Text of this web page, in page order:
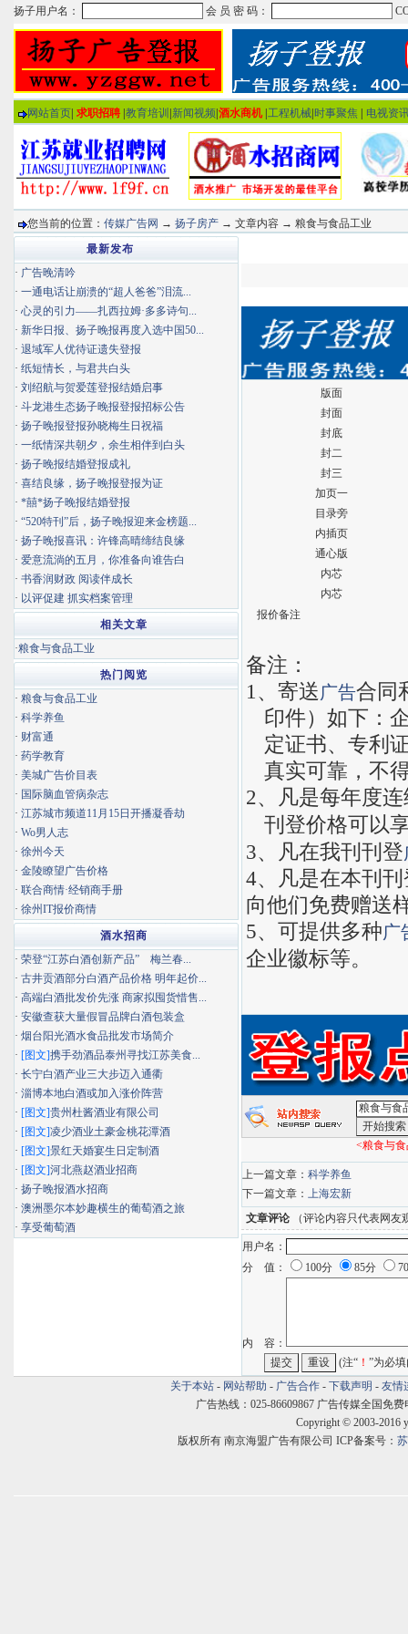
网站首页 求职招聘 教育培训 新闻视频 酒水商机 工程机械 时事聚焦 电视资
您当前的位置： 传媒广告网 → 扬子房产 → 文章内容 → 粮食与食品工业
版面
封面
封底
封二
封三
加页一
目录旁
内插页
通心版
内芯
内芯
报价备注
备注：
1、寄送广告合同
印件）如下：
定证书、专利
真实可靠，不
2、凡是每年度
刊登价格可以
3、凡在我刊刊登
4、凡是在本刊刊
向他们免费赠送
5、可提供多种广
企业徽标等。
<粮食与
上一篇文章： 科学养鱼
下一篇文章： 上海宏新
文章评论 （评论内容只代表网友
用户名：
分 值：
100分 85分
内 容：
(注“ ！ ”为必
最新发布
· 广告晚清吟
· 一通电话让崩溃的“超人爸爸”泪流...
· 心灵的引力——扎西拉姆·多多诗句...
· 新华日报、扬子晚报再度入选中国50...
· 退域军人优待证遗失登报
· 纸短情长，与君共白头
· 刘绍航与贺爱莲登报结婚启事
· 斗龙港生态扬子晚报登报招标公告
· 扬子晚报登报孙晓梅生日祝福
· 一纸情深共朝夕，余生相伴到白头
· 扬子晚报结婚登报成礼
· 喜结良缘，扬子晚报登报为证
· *囍*扬子晚报结婚登报
· “520特刊”后，扬子晚报迎来金榜题...
· 扬子晚报喜讯：许锋高晴缔结良缘
· 爱意流淌的五月，你准备向谁告白
· 书香润财政 阅读伴成长
· 以评促建 抓实档案管理
相关文章
·粮食与食品工业
热门阅览
· 粮食与食品工业
· 科学养鱼
· 财富通
· 药学教育
· 美城广告价目表
· 国际脑血管病杂志
· 江苏城市频道11月15日开播凝香劫
· Wo男人志
· 徐州今天
· 金陵瞭望广告价格
· 联合商情·经销商手册
· 徐州IT报价商情
酒水招商
· 荣登“江苏白酒创新产品” 梅兰春...
· 古井贡酒部分白酒产品价格 明年起价...
· 高端白酒批发价先涨 商家拟囤货惜售...
· 安徽查获大量假冒品牌白酒包装盒
· 烟台阳光酒水食品批发市场简介
· [图文]携手劲酒品泰州寻找江苏美食...
· 长宁白酒产业三大步迈入通衢
· 淄博本地白酒或加入涨价阵营
· [图文]贵州杜酱酒业有限公司
· [图文]凌少酒业土豪金桃花潭酒
· [图文]景红天婚宴生日定制酒
· [图文]河北燕赵酒业招商
· 扬子晚报酒水招商
· 澳洲墨尔本妙趣横生的葡萄酒之旅
· 享受葡萄酒
关于本站 - 网站帮助 - 广告合作 - 下载声明 - 友情
广告热线：025-86609867 广告传媒全国免费
Copyright © 2003-2016
版权所有 南京海盟广告有限公司 ICP备案号：